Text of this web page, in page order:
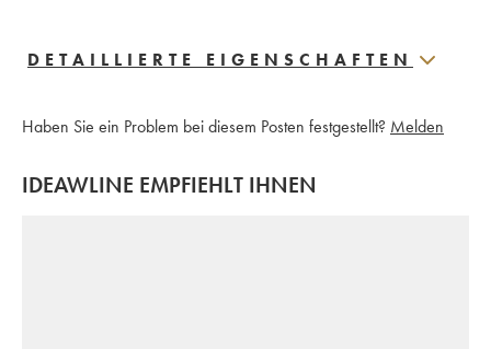
DETAILLIERTE EIGENSCHAFTEN
Haben Sie ein Problem bei diesem Posten festgestellt? Melden
IDEAWLINE EMPFIEHLT IHNEN